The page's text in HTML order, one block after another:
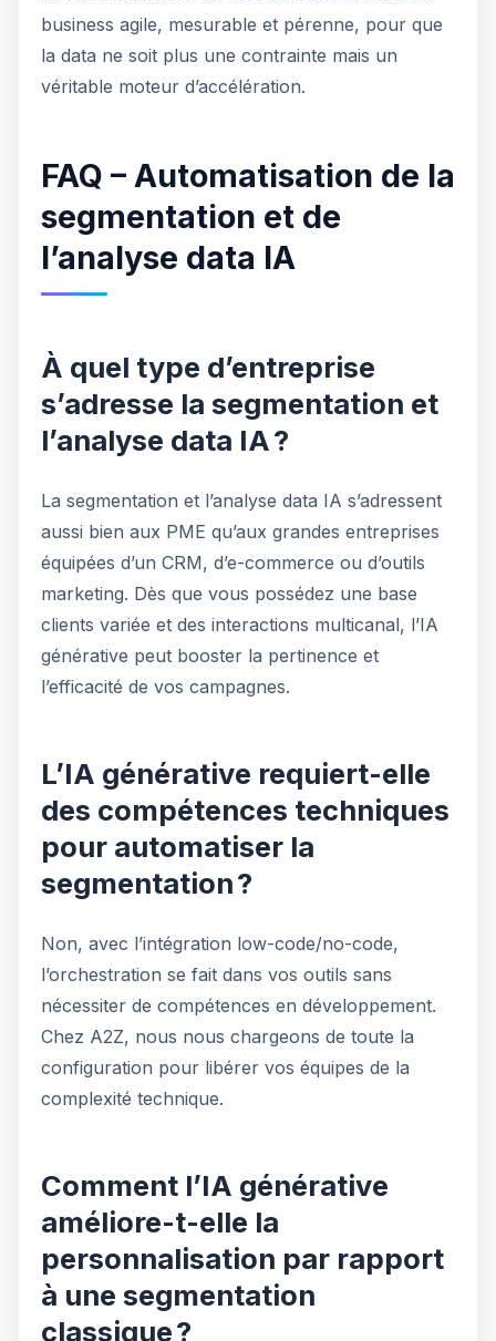
business agile, mesurable et pérenne, pour que
la data ne soit plus une contrainte mais un
véritable moteur d’accélération.
FAQ – Automatisation de la
segmentation et de
l’analyse data IA
À quel type d’entreprise
s’adresse la segmentation et
l’analyse data IA ?
La segmentation et l’analyse data IA s’adressent
aussi bien aux PME qu’aux grandes entreprises
équipées d’un CRM, d’e-commerce ou d’outils
marketing. Dès que vous possédez une base
clients variée et des interactions multicanal, l’IA
générative peut booster la pertinence et
l’efficacité de vos campagnes.
L’IA générative requiert-elle
des compétences techniques
pour automatiser la
segmentation ?
Non, avec l’intégration low-code/no-code,
l’orchestration se fait dans vos outils sans
nécessiter de compétences en développement.
Chez A2Z, nous nous chargeons de toute la
configuration pour libérer vos équipes de la
complexité technique.
Comment l’IA générative
améliore-t-elle la
personnalisation par rapport
à une segmentation
classique ?